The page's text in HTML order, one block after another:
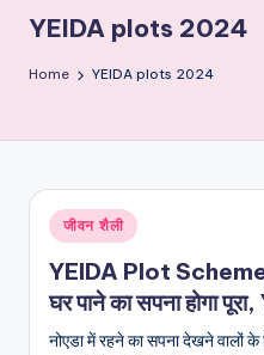
ताज़ा
समाचार
–
और
विश्व
YEIDA plots 2024
Home YEIDA plots 2024
Posted
in
जीवन शैली
YEIDA Plot Scheme
घर पाने का सपना होगा
नोएडा में रहने का सपना देखने वालों